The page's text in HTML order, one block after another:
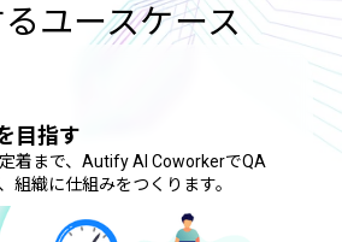
ユースケース
目指す
着まで、Autify AI CoworkerでQA
組織に仕組みをつくります。